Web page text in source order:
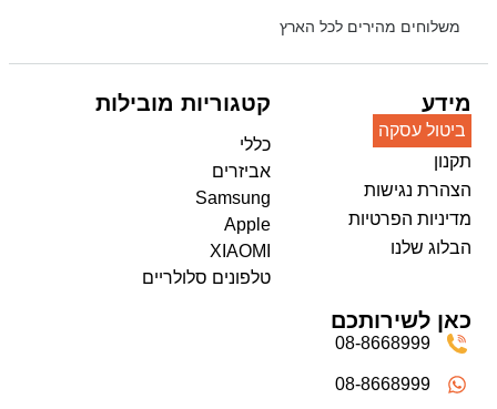
משלוחים מהירים לכל הארץ
מידע
ביטול עסקה
תקנון
הצהרת נגישות
מדיניות הפרטיות
הבלוג שלנו
קטגוריות מובילות
כללי
אביזרים
Samsung
Apple
XIAOMI
טלפונים סלולריים
כאן לשירותכם
08-8668999
08-8668999